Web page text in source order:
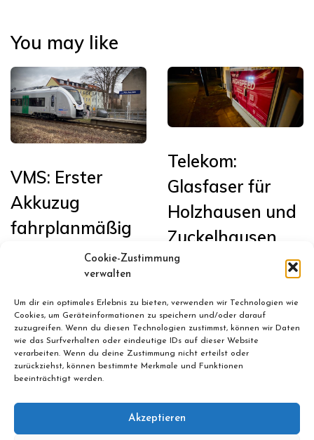
Cookie-Zustimmung
verwalten
Um dir ein optimales Erlebnis zu bieten, verwenden wir Technologien wie
Cookies, um Geräteinformationen zu speichern und/oder darauf
zuzugreifen. Wenn du diesen Technologien zustimmst, können wir Daten
wie das Surfverhalten oder eindeutige IDs auf dieser Website
verarbeiten. Wenn du deine Zustimmung nicht erteilst oder
zurückziehst, können bestimmte Merkmale und Funktionen
beeinträchtigt werden.
Akzeptieren
You may like
VMS: Erster
Akkuzug
fahrplanmäßig
in Sachsen auf
der Bahnstrecke
Leipzig <>
Chemnitz im
Einsatz
Februar 24, 2026
Telekom:
Glasfaser für
Holzhausen und
Zuckelhausen